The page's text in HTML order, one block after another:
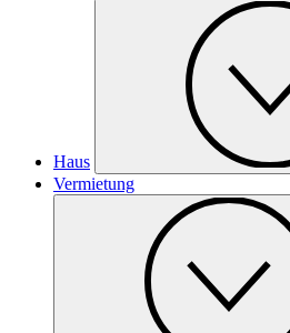
Haus
Vermietung